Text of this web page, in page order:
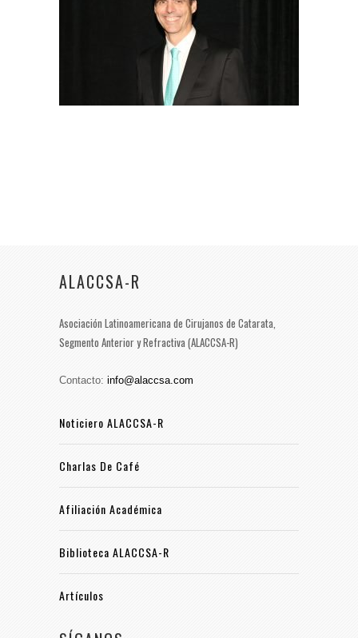
ALACCSA-R
Asociación Latinoamericana de Cirujanos de Catarata,
Segmento Anterior y Refractiva (ALACCSA-R)
Contacto: info@alaccsa.com
Noticiero ALACCSA-R
Charlas De Café
Afiliación Académica
Biblioteca ALACCSA-R
Artículos